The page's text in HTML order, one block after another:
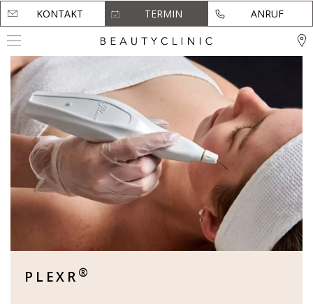
KONTAKT TERMIN ANRUF
KONTAKT TERMIN ANRUF
PLEXR ®